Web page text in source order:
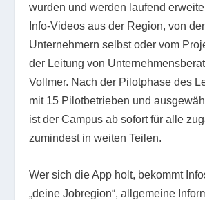
wurden und werden laufend
Info-Videos aus der Region, von
Unternehmern selbst oder vom
der Leitung von
Vollmer. Nach der Pilotphase des
mit 15 Pilotbetrieben und
ist der Campus ab sofort für alle
zumindest in weiten Teilen.
Wer sich die App holt, bekommt
„deine Jobregion“, allgemeine